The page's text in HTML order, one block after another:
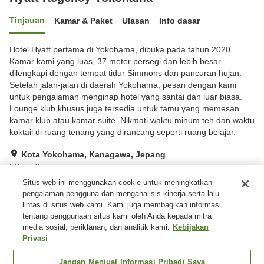
Tinjauan Kamar & Paket Ulasan Info dasar
Hotel Hyatt pertama di Yokohama, dibuka pada tahun 2020.
Kamar kami yang luas, 37 meter persegi dan lebih besar
dilengkapi dengan tempat tidur Simmons dan pancuran hujan.
Setelah jalan-jalan di daerah Yokohama, pesan dengan kami
untuk pengalaman menginap hotel yang santai dan luar biasa.
Lounge klub khusus juga tersedia untuk tamu yang memesan
kamar klub atau kamar suite. Nikmati waktu minum teh dan waktu
koktail di ruang tenang yang dirancang seperti ruang belajar.
Kota Yokohama, Kanagawa, Jepang
Lihat di peta
Hebat Ulasan:941
Fasilitas properti
Lima menit berjalan kaki ke
stasiun
Bar
Situs web ini menggunakan cookie untuk meningkatkan
pengalaman pengguna dan menganalisis kinerja serta lalu
lintas di situs web kami. Kami juga membagikan informasi
tentang penggunaan situs kami oleh Anda kepada mitra
media sosial, periklanan, dan analitik kami. Kebijakan
Privasi
Jangan Menjual Informasi Pribadi Saya